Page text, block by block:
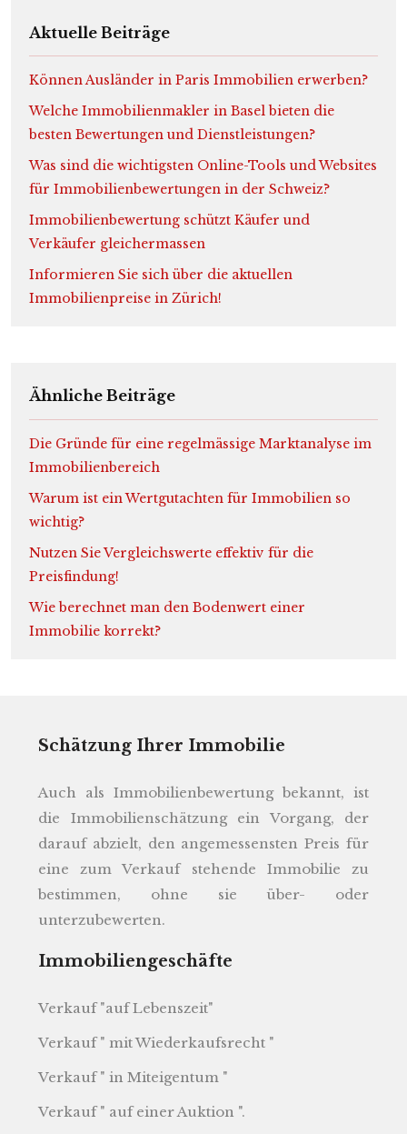
Aktuelle Beiträge
Können Ausländer in Paris Immobilien erwerben?
Welche Immobilienmakler in Basel bieten die
besten Bewertungen und Dienstleistungen?
Was sind die wichtigsten Online-Tools und Websites
für Immobilienbewertungen in der Schweiz?
Immobilienbewertung schützt Käufer und
Verkäufer gleichermassen
Informieren Sie sich über die aktuellen
Immobilienpreise in Zürich!
Ähnliche Beiträge
Die Gründe für eine regelmässige Marktanalyse im
Immobilienbereich
Warum ist ein Wertgutachten für Immobilien so
wichtig?
Nutzen Sie Vergleichswerte effektiv für die
Preisfindung!
Wie berechnet man den Bodenwert einer
Immobilie korrekt?
Schätzung Ihrer Immobilie
Auch als Immobilienbewertung bekannt, ist
die Immobilienschätzung ein Vorgang, der
darauf abzielt, den angemessensten Preis für
eine zum Verkauf stehende Immobilie zu
bestimmen, ohne sie über- oder
unterzubewerten.
Immobiliengeschäfte
Verkauf "auf Lebenszeit"
Verkauf " mit Wiederkaufsrecht "
Verkauf " in Miteigentum "
Verkauf " auf einer Auktion ".